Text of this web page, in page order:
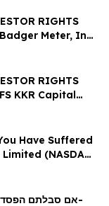
RIGHTS
Meter, Inc.
Before
Class
RIGHTS
KKR Capital
Counsel Before
Class
Have Suffered
(NASDAQ:
to Contact
Your Rights